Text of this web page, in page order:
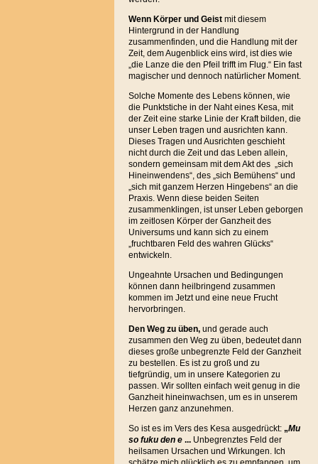
Wenn Körper und Geistmit diesem
Hintergrund in der Handlung
zusammenfinden, und die Handlung mit der
Zeit, dem Augenblick eins wird, ist dies wie
„die Lanze die den Pfeil trifft im Flug.“ Ein fast
magischer und dennoch natürlicher Moment.
Solche Momente des Lebens können, wie
die Punktstiche in der Naht eines Kesa, mit
der Zeit eine starke Linie der Kraft bilden, die
unser Leben tragen und ausrichten kann.
Dieses Tragen und Ausrichten geschieht
nicht durch die Zeit und das Leben allein,
sondern gemeinsam mit dem Akt des „sich
Hineinwendens“, des „sich Bemühens“ und
„sich mit ganzem Herzen Hingebens“ an die
Praxis. Wenn diese beiden Seiten
zusammenklingen, ist unser Leben geborgen
im zeitlosen Körper der Ganzheit des
Universums und kann sich zu einem
„fruchtbaren Feld des wahren Glücks“
entwickeln.
Ungeahnte Ursachen und Bedingungen
können dann heilbringend zusammen
kommen im Jetzt und eine neue Frucht
hervorbringen.
Den Weg zu üben,und gerade auch
zusammen den Weg zu üben, bedeutet dann
dieses große unbegrenzte Feld der Ganzheit
zu bestellen. Es ist zu groß und zu
tiefgründig, um in unsere Kategorien zu
passen. Wir sollten einfach weit genug in die
Ganzheit hineinwachsen, um es in unserem
Herzen ganz anzunehmen.
So ist es im Vers des Kesa ausgedrückt: „Mu
so fuku den e...Unbegrenztes Feld der
heilsamen Ursachen und Wirkungen. Ich